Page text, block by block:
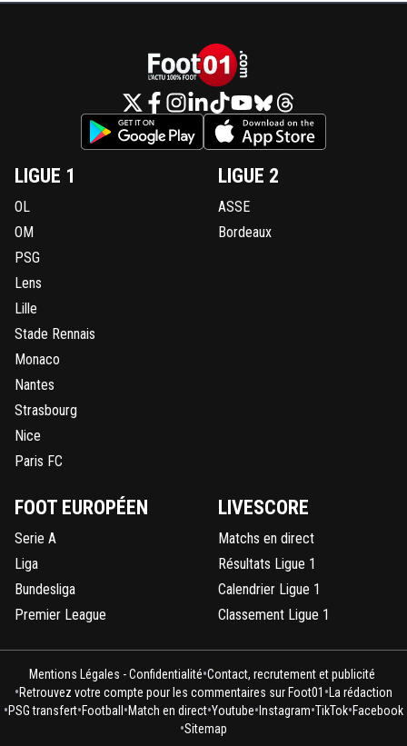
LIGUE 1
OL
OM
PSG
Lens
Lille
Stade Rennais
Monaco
Nantes
Strasbourg
Nice
Paris FC
LIGUE 2
ASSE
Bordeaux
FOOT EUROPÉEN
Serie A
Liga
Bundesliga
Premier League
LIVESCORE
Matchs en direct
Résultats Ligue 1
Calendrier Ligue 1
Classement Ligue 1
Mentions Légales - Confidentialité•Contact, recrutement et publicité
•Retrouvez votre compte pour les commentaires sur Foot01 • La rédaction
•PSG transfert•Football •Match en direct•Youtube• Instagram•TikTok•Facebook
•Sitemap